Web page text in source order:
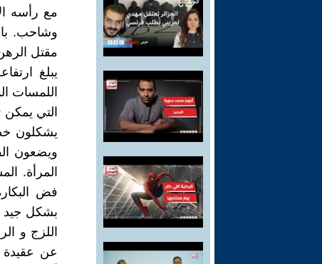
مع رأسه
وشاحب.
مقتل
يبلغ
اللمسات
التي
يشكلون
ويضعون
المرأة.
فض
بشكل جيد
اللزج و
عن عقيدة